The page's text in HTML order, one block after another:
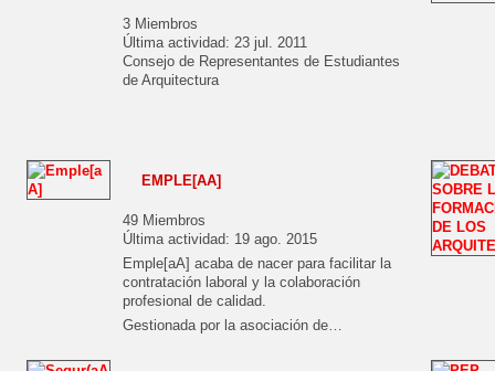
3 Miembros
Última actividad: 23 jul. 2011
Consejo de Representantes de Estudiantes
de Arquitectura
EMPLE[AA]
49 Miembros
Última actividad: 19 ago. 2015
Emple[aA] acaba de nacer para facilitar la
contratación laboral y la colaboración
profesional de calidad.
Gestionada por la asociación de…